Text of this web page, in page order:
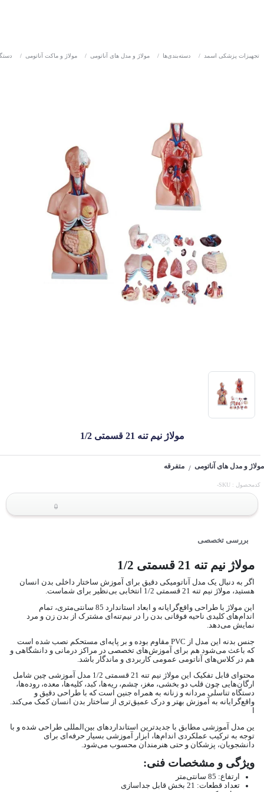
تجهیزات پزشکی اسمد / دسته‌بندی‌ها / مولاژ و مدل های آناتومی / مولاژ و ماکت آناتومی /
مولاژ نیم تنه 21 قسمتی 1/2
مولاژ و مدل های آناتومی / متفرقه
کدمحصول : SKU-
0
بررسی تخصصی
مولاژ نیم تنه 21 قسمتی 1/2
اگر به دنبال یک مدل آناتومیکی دقیق برای آموزش ساختار داخلی بدن انسان
هستید، مولاژ نیم تنه 21 قسمتی 1/2 انتخابی بی‌نظیر برای شماست.
این مولاژ با طراحی واقع‌گرایانه و ابعاد استاندارد 85 سانتی‌متری، تمام
اندام‌های کلیدی ناحیه فوقانی بدن را در نیم‌تنه‌ای مشترک از بدن زن و مرد
نمایش می‌دهد.
جنس بدنه این مدل از PVC مقاوم بوده و بر پایه‌ای مستحکم نصب شده است
که باعث می‌شود هم برای آموزش‌های تخصصی در مراکز درمانی و دانشگاهی و
هم در کلاس‌های آناتومی عمومی کاربردی و ماندگار باشد.
محتوای قابل تفکیک این مولاژ نیم تنه 21 قسمتی 1/2 مدل آموزشی چین شامل
ارگان‌هایی چون قلب دو بخشی، مغز، چشم، ریه‌ها، کبد، کلیه‌ها، معده، روده‌ها،
دستگاه تناسلی مردانه و زنانه به همراه جنین است که با طراحی دقیق و
واقع‌گرایانه به آموزش بهتر و درک عمیق‌تری از ساختار بدن انسان کمک می‌کند.
ین مدل آموزشی مطابق با جدیدترین استانداردهای بین‌المللی طراحی شده و با
توجه به ترکیب عملکردی اندام‌ها، ابزار آموزشی بسیار حرفه‌ای برای
دانشجویان، پزشکان و حتی هنرمندان محسوب می‌شود.
ویژگی و مشخصات فنی:
ارتفاع: 85 سانتی‌متر
تعداد قطعات: 21 بخش قابل جداسازی